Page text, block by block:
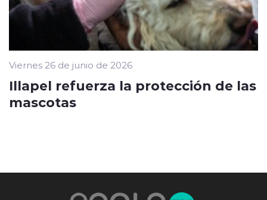
Viernes 26 de junio de 2026
Illapel refuerza la protección de las
mascotas